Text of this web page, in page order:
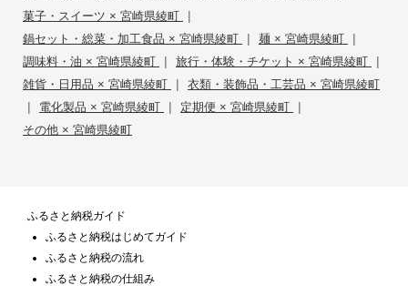
菓子・スイーツ × 宮崎県綾町 |
鍋セット・総菜・加工食品 × 宮崎県綾町 | 麺 × 宮崎県綾町 |
調味料・油 × 宮崎県綾町 | 旅行・体験・チケット × 宮崎県綾町 |
雑貨・日用品 × 宮崎県綾町 | 衣類・装飾品・工芸品 × 宮崎県綾町
| 電化製品 × 宮崎県綾町 | 定期便 × 宮崎県綾町 |
その他 × 宮崎県綾町
ふるさと納税ガイド
ふるさと納税はじめてガイド
ふるさと納税の流れ
ふるさと納税の仕組み